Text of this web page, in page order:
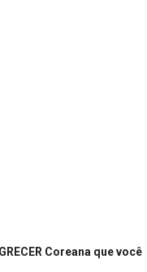
Coreana que você